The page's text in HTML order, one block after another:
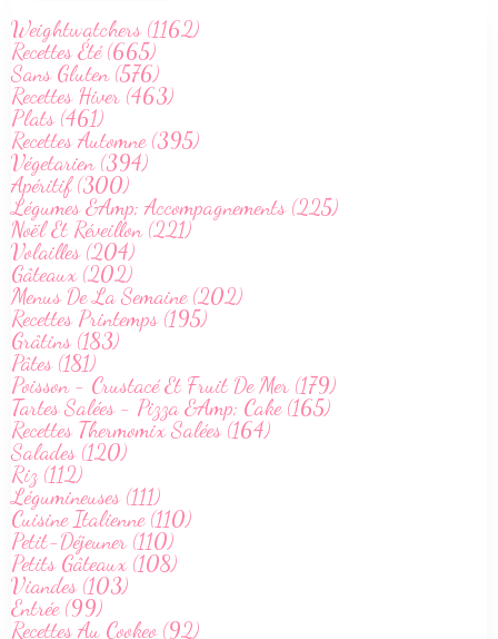
Weightwatchers (1162)
Recettes Été (665)
Sans Gluten (576)
Recettes Hiver (463)
Plats (461)
Recettes Automne (395)
Végetarien (394)
Apéritif (300)
Légumes &Amp; Accompagnements (225)
Noël Et Réveillon (221)
Volailles (204)
Gâteaux (202)
Menus De La Semaine (202)
Recettes Printemps (195)
Grâtins (183)
Pâtes (181)
Poisson - Crustacé Et Fruit De Mer (179)
Tartes Salées - Pizza &Amp; Cake (165)
Recettes Thermomix Salées (164)
Salades (120)
Riz (112)
Légumineuses (111)
Cuisine Italienne (110)
Petit-Déjeuner (110)
Petits Gâteaux (108)
Viandes (103)
Entrée (99)
Recettes Au Cookeo (92)